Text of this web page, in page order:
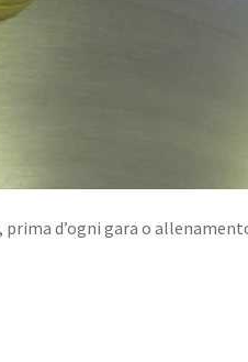
d’ogni gara o